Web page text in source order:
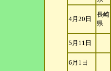
4月20日
長崎
県
5月11日
6月1日